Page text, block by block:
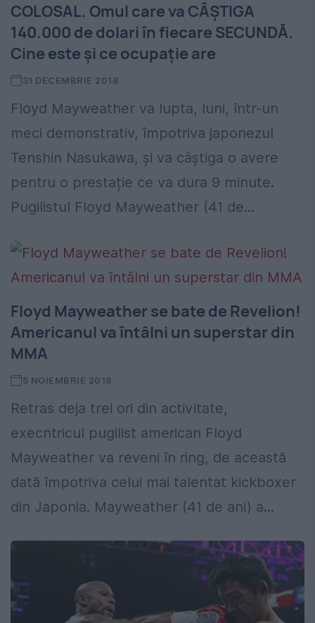
COLOSAL. Omul care va CÂȘTIGA
140.000 de dolari în fiecare SECUNDĂ.
Cine este și ce ocupație are
31 DECEMBRIE 2018
Floyd Mayweather va lupta, luni, într-un
meci demonstrativ, împotriva japonezul
Tenshin Nasukawa, și va câștiga o avere
pentru o prestație ce va dura 9 minute.
Pugilistul Floyd Mayweather (41 de...
Floyd Mayweather se bate de Revelion!
Americanul va întâlni un superstar din
MMA
5 NOIEMBRIE 2018
Retras deja trei ori din activitate,
execntricul pugilist american Floyd
Mayweather va reveni în ring, de această
dată împotriva celui mai talentat kickboxer
din Japonia. Mayweather (41 de ani) a...